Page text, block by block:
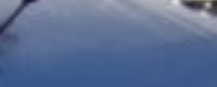
Trainer Jan Chomse blickt zuversichtlich in die Zukunft:
„Es freut mich, zwei so talentierte Athleten in meinem
Team zu haben.“ Er selbst erreichte in seiner